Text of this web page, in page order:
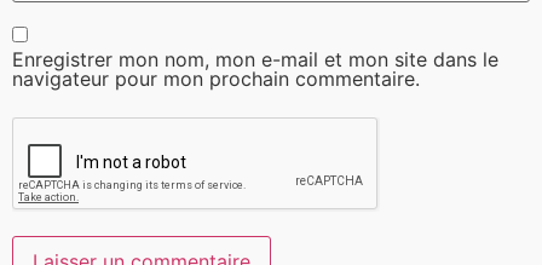
Enregistrer mon nom, mon e-mail et mon site dans le
navigateur pour mon prochain commentaire.